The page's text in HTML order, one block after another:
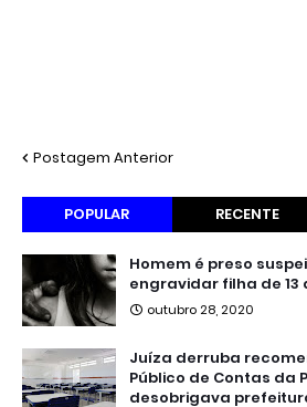
Postagem Anterior
POPULAR RECENTE
Homem é preso
engravidar filha de 13
outubro 28, 2020
Juíza derruba
Público de Contas da
desobrigava